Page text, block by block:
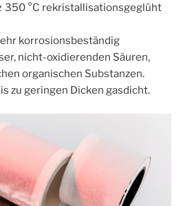
350 °C rekristallisationsgeglüht
korrosionsbeständig
nicht-oxidierenden Säuren,
organischen Substanzen.
zu geringen Dicken gasdicht.